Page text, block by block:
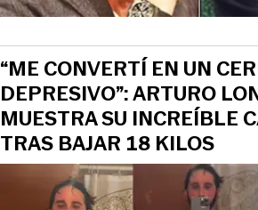
“ME CONVERTÍ EN UN
DEPRESIVO”: ARTURO
MUESTRA SU INCREÍBLE
TRAS BAJAR 18 KILOS